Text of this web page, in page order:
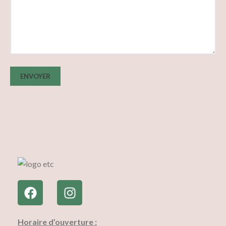
Horaire d’ouverture :